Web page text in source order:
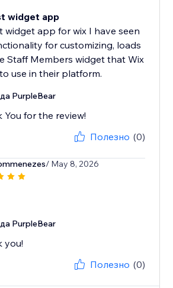
widget app
widget app for wix I have seen
for customizing, loads
Staff Members widget that Wix
use in their platform.
PurpleBear
You for the review!
Полезно (0)
/ May 8, 2026
PurpleBear
you!
Полезно (0)